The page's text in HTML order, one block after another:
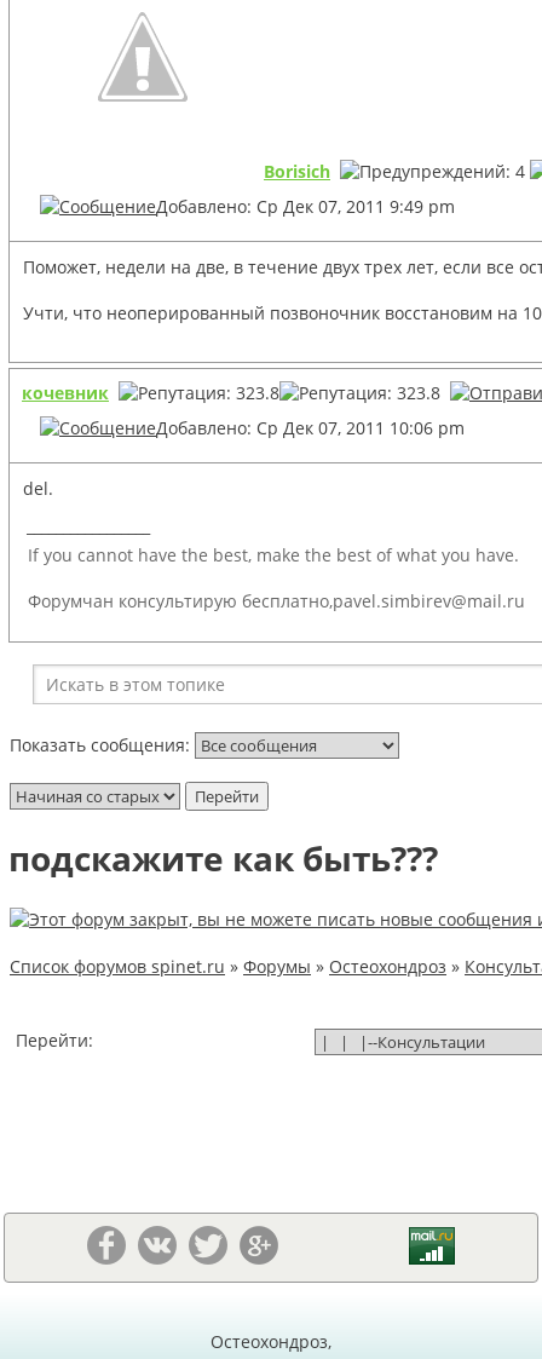
Borisich
Добавлено: Ср Дек 07, 2011 9:49 pm
Поможет, недели на две, в течение двух трех лет, если все
Учти, что неоперированный позвоночник восстановим на
кочевник
Добавлено: Ср Дек 07, 2011 10:06 pm
del.
If you cannot have the best, make the best of what you have.
Форумчан консультирую бесплатно,pavel.simbirev@mail.ru
Показать сообщения:
подскажите как быть???
Список форумов spinet.ru » Форумы » Остеохондроз »
Перейти:
Остеохондроз,